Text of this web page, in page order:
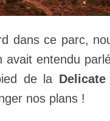
dans ce parc,
entendu
de la
nos plans !